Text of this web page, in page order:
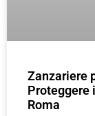
Zanzariere
Proteggere
Roma